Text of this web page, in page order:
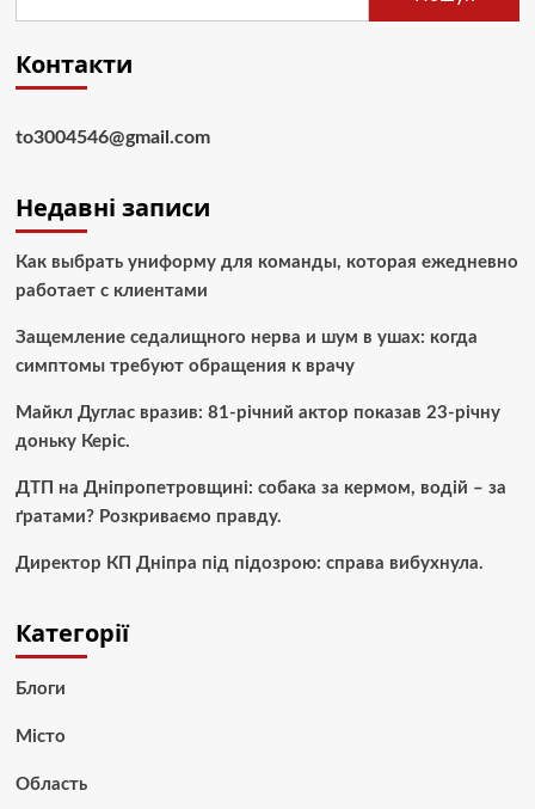
Контакти
to3004546@gmail.com
Недавні записи
Как выбрать униформу для команды, которая ежедневно
работает с клиентами
Защемление седалищного нерва и шум в ушах: когда
симптомы требуют обращения к врачу
Майкл Дуглас вразив: 81-річний актор показав 23-річну
доньку Керіс.
ДТП на Дніпропетровщині: собака за кермом, водій – за
ґратами? Розкриваємо правду.
Директор КП Дніпра під підозрою: справа вибухнула.
Категорії
Блоги
Місто
Область